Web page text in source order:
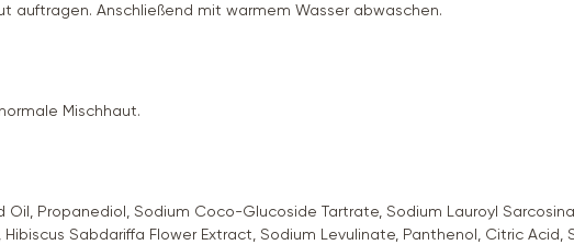
auftragen. Anschließend mit warmem Wasser abwaschen.
Mischhaut.
Oil, Propanediol, Sodium Coco-Glucoside Tartrate, Sodium Lauroyl
Hibiscus Sabdariffa Flower Extract, Sodium Levulinate, Panthenol, Citric